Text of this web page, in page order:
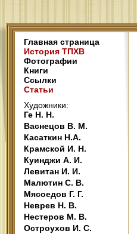
Главная страница
История ТПХВ
Фотографии
Книги
Ссылки
Статьи
Художники:
Ге Н. Н.
Васнецов В. М.
Касаткин Н.А.
Крамской И. Н.
Куинджи А. И.
Левитан И. И.
Малютин С. В.
Мясоедов Г. Г.
Неврев Н. В.
Нестеров М. В.
Остроухов И. С.